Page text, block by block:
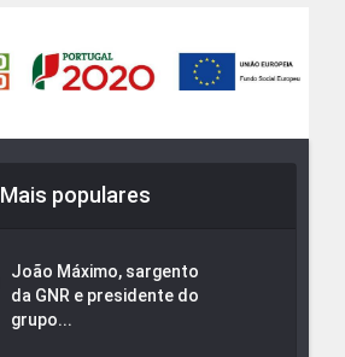
Mais populares
João Máximo, sargento
da GNR e presidente do
grupo...